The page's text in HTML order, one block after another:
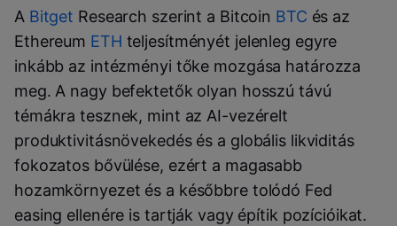
A Bitget Research szerint a Bitcoin BTC és az
Ethereum ETH teljesítményét jelenleg egyre
inkább az intézményi tőke mozgása határozza
meg. A nagy befektetők olyan hosszú távú
témákra tesznek, mint az AI-vezérelt
produktivitásnövekedés és a globális likviditás
fokozatos bővülése, ezért a magasabb
hozamkörnyezet és a későbbre tolódó Fed
easing ellenére is tartják vagy építik pozícióikat.